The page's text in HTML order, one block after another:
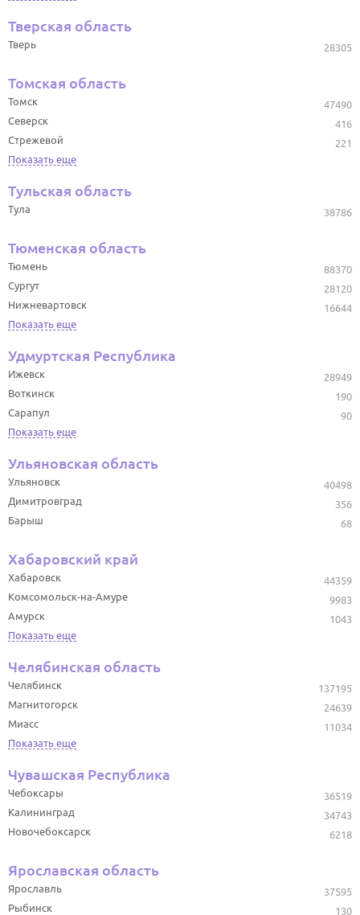
Тверская область
28305
Тверь
Томская область
47490
Томск
416
Северск
221
Стрежевой
Показать еще
Тульская область
38786
Тула
Тюменская область
88370
Тюмень
28120
Сургут
16644
Нижневартовск
Показать еще
Удмуртская Республика
28949
Ижевск
190
Воткинск
90
Сарапул
Показать еще
Ульяновская область
40498
Ульяновск
356
Димитровград
68
Барыш
Хабаровский край
44359
Хабаровск
9983
Комсомольск-на-Амуре
1043
Амурск
Показать еще
Челябинская область
137195
Челябинск
24639
Магнитогорск
11034
Миасс
Показать еще
Чувашская Республика
36519
Чебоксары
34743
Калининград
6218
Новочебоксарск
Ярославская область
37595
Ярославль
130
Рыбинск